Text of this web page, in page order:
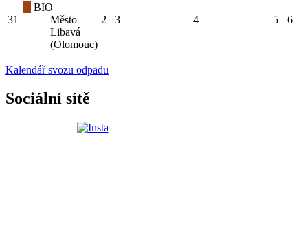
31
BIO
Město
Libavá
(Olomouc)
2 3 4 5 6
Kalendář svozu odpadu
Sociální sítě